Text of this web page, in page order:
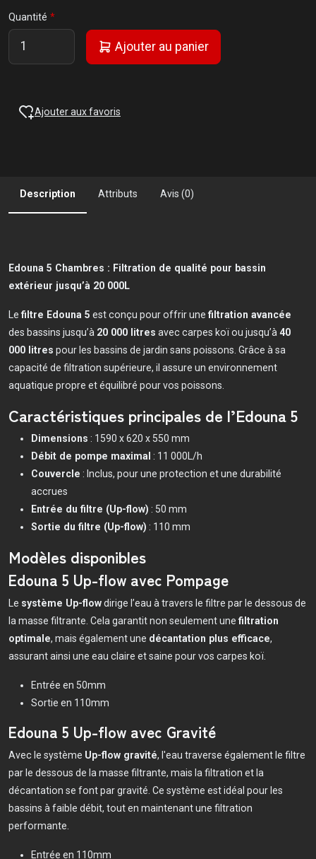
Quantité
Ajouter au panier
Ajouter aux favoris
Description Attributs Avis (0)
Edouna 5 Chambres : Filtration de qualité pour bassin
extérieur jusqu’à 20 000L
Le filtre Edouna 5 est conçu pour offrir une filtration avancée
des bassins jusqu’à 20 000 litres avec carpes koï ou jusqu’à40
000 litres pour les bassins de jardin sans poissons. Grâce à sa
capacité de filtration supérieure, il assure un environnement
aquatique propre et équilibré pour vos poissons.
Caractéristiques principales de l’Edouna 5
Dimensions : 1590 x 620 x 550 mm
Débit de pompe maximal : 11 000L/h
Couvercle : Inclus, pour une protection et une durabilité
accrues
Entrée du filtre (Up-flow) : 50 mm
Sortie du filtre (Up-flow) : 110 mm
Modèles disponibles
Edouna 5 Up-flow avec Pompage
Le système Up-flowdirige l’eau à travers le filtre par le dessous de
la masse filtrante. Cela garantit non seulement une filtration
optimale, mais également une décantation plus efficace,
assurant ainsi une eau claire et saine pour vos carpes koï.
Entrée en 50mm
Sortie en 110mm
Edouna 5 Up-flow avec Gravité
Avec le système Up-flow gravité, l'eau traverse également le filtre
par le dessous de la masse filtrante, mais la filtration et la
décantation se font par gravité. Ce système est idéal pour les
bassins à faible débit, tout en maintenant une filtration
performante.
Entrée en 110mm